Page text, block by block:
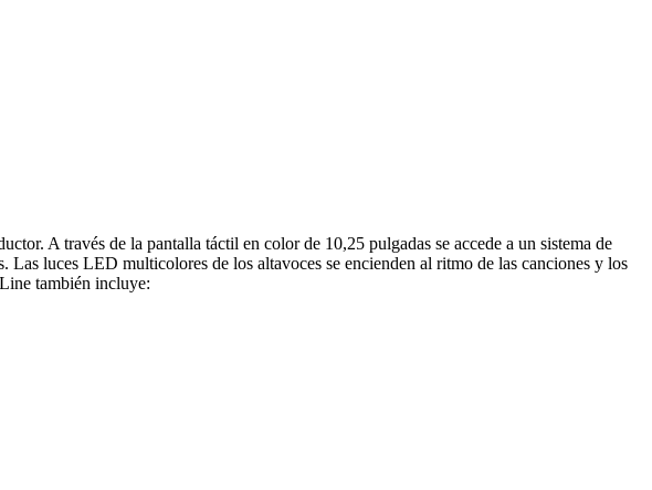
A través de la pantalla táctil en color de 10,25 pulgadas se accede a un sistema de
luces LED multicolores de los altavoces se encienden al ritmo de las canciones y los
también incluye: